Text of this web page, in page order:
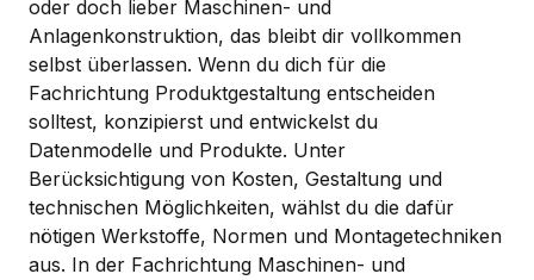
oder doch lieber Maschinen- und
Anlagenkonstruktion, das bleibt dir vollkommen
selbst überlassen. Wenn du dich für die
Fachrichtung Produktgestaltung entscheiden
solltest, konzipierst und entwickelst du
Datenmodelle und Produkte. Unter
Berücksichtigung von Kosten, Gestaltung und
technischen Möglichkeiten, wählst du die dafür
nötigen Werkstoffe, Normen und Montagetechniken
aus. In der Fachrichtung Maschinen- und